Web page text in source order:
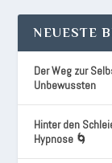
NEUESTE
Der Weg zur
Unbewussten
Hinter den
Hypnose 🌀